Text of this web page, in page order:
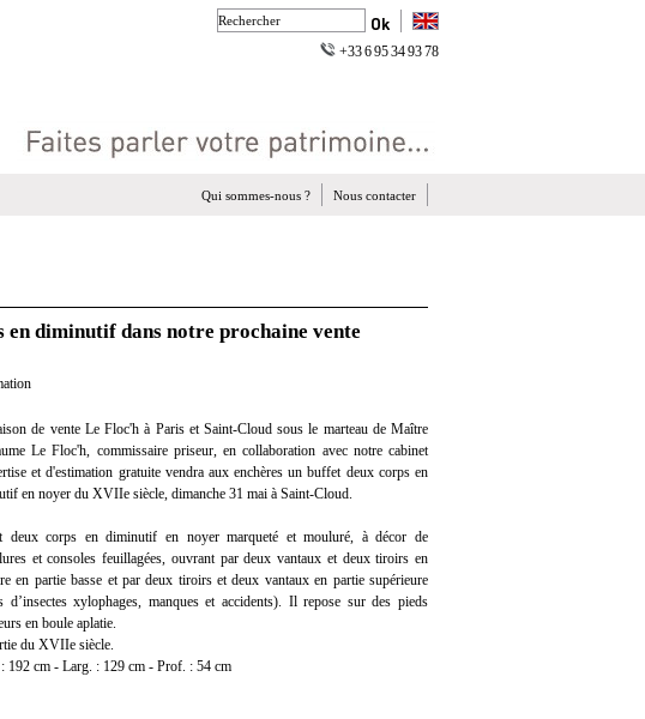
+33 6 95 34 93 78
Nous contacter
Qui sommes-nous ?
diminutif dans notre prochaine vente
de vente Le Floc'h à Paris et Saint-Cloud sous le marteau de Maître
Le Floc'h, commissaire priseur, en collaboration avec notre cabinet
et d'estimation gratuite vendra aux enchères un buffet deux corps en
en noyer du XVIIe siècle, dimanche 31 mai à Saint-Cloud.
deux corps en diminutif en noyer marqueté et mouluré, à décor de
et consoles feuillagées, ouvrant par deux vantaux et deux tiroirs en
en partie basse et par deux tiroirs et deux vantaux en partie supérieure
d’insectes xylophages, manques et accidents). Il repose sur des pieds
en boule aplatie.
du XVIIe siècle.
192 cm - Larg. : 129 cm - Prof. : 54 cm